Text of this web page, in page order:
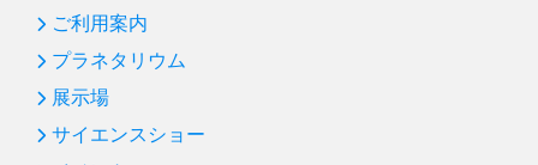
ご利用案内
プラネタリウム
展示場
サイエンスショー